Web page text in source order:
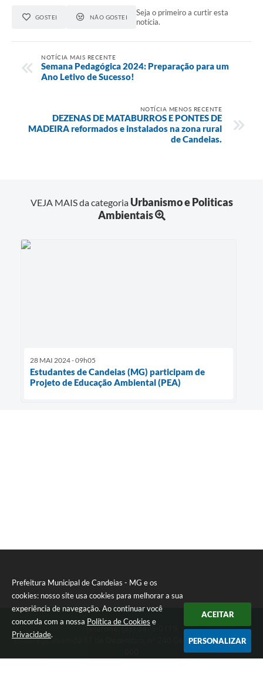
Prefeitura Municipal de Candeias - MG e os
cookies: nosso site usa cookies para melhorar a sua
experiência de navegação. Ao continuar você
concorda com a nossa Política de Cookies e
Privacidade.
ACEITAR
PERSONALIZAR
GOSTEI NÃO GOSTEI
Seja o primeiro a curtir esta
notícia.
NOTÍCIA MAIS RECENTE
Semana Pedagógica 2024: Preparação para um
Ano Letivo de Sucesso!
NOTÍCIA MENOS RECENTE
DEZENAS DE MATABURROS E PONTES DE
MADEIRA reformados e instalados na zona rural
de Candeias.
VEJA MAIS da categoria Urbanismo e Politicas
Ambientais
28 MAI 2024 - 09h05
Estudantes de Candeias (MG) participam de
Projeto de Educação Ambiental (PEA)
Telefone: (35) 3475-0119
Endereço: Avenida 17 de Dezembro, nº 240 Centro | CEP: 37280-